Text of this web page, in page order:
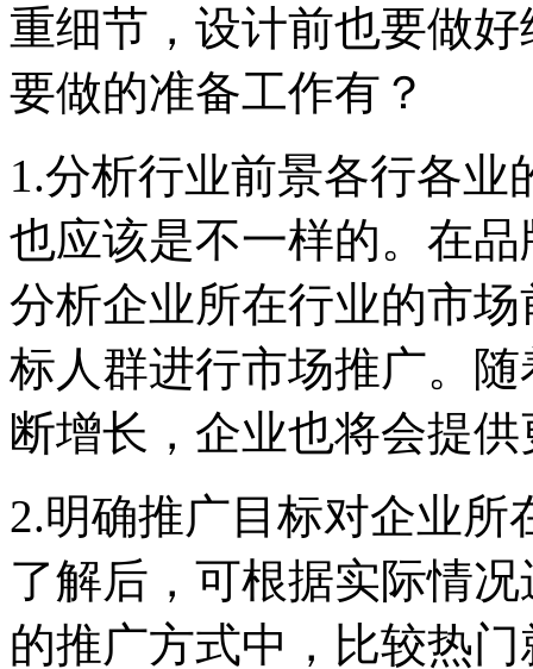
重细节，设计前也要做
要做的准备工作有？
1.分析行业前景各行各
也应该是不一样的。在
分析企业所在行业的市
标人群进行市场推广。
断增长，企业也将会提
2.明确推广目标对企业
了解后，可根据实际情
的推广方式中，比较热